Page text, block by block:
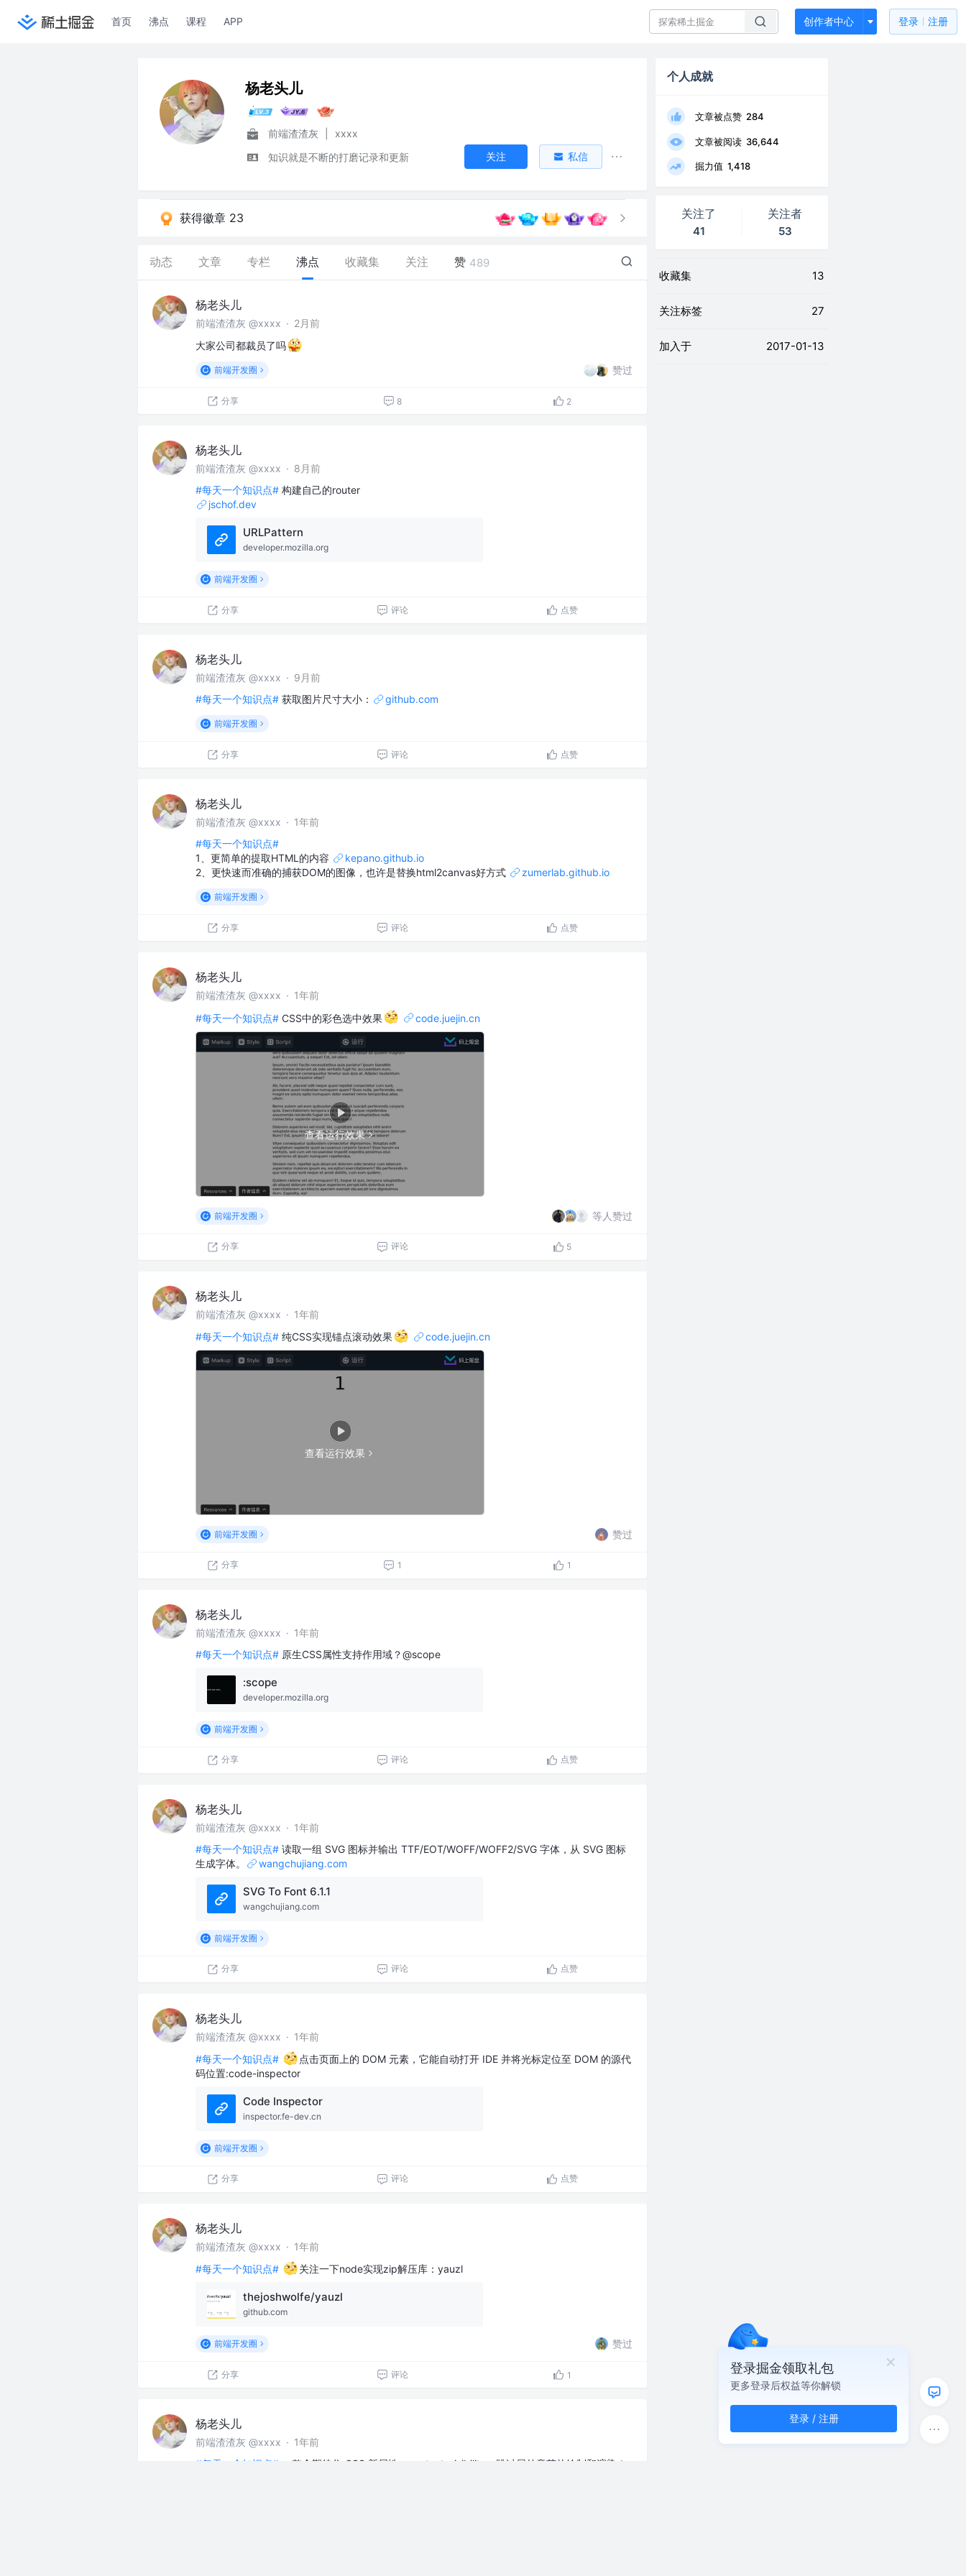
首页 沸点 课程 APP 创作者中心 登录 注册
杨老头儿
前端渣渣灰
xxxx
知识就是不断的打磨记录和更新
关注 私信
获得徽章 23
动态 文章 专栏 沸点 收藏集 关注 赞 489
杨老头儿
前端渣渣灰 @xxxx · 2月前
大家公司都裁员了吗
前端开发圈 赞过
分享 8 2
杨老头儿
前端渣渣灰 @xxxx · 8月前
#每天一个知识点# 构建自己的router
jschof.dev
URLPattern
developer.mozilla.org
前端开发圈
分享 评论 点赞
杨老头儿
前端渣渣灰 @xxxx · 9月前
#每天一个知识点# 获取图片尺寸大小： github.com
前端开发圈
分享 评论 点赞
杨老头儿
前端渣渣灰 @xxxx · 1年前
#每天一个知识点#
1、更简单的提取HTML的内容
kepano.github.io
2、更快速而准确的捕获DOM的图像，也许是替换html2canvas好方式
zumerlab.github.io
前端开发圈
分享 评论 点赞
杨老头儿
前端渣渣灰 @xxxx · 1年前
#每天一个知识点# CSS中的彩色选中效果 code.juejin.cn
查看运行效果
前端开发圈 等人赞过
分享 评论 5
杨老头儿
前端渣渣灰 @xxxx · 1年前
#每天一个知识点# 纯CSS实现锚点滚动效果 code.juejin.cn
查看运行效果
前端开发圈 赞过
分享 1 1
杨老头儿
前端渣渣灰 @xxxx · 1年前
#每天一个知识点# 原生CSS属性支持作用域？@scope
:scope
developer.mozilla.org
前端开发圈
分享 评论 点赞
杨老头儿
前端渣渣灰 @xxxx · 1年前
#每天一个知识点# 读取一组 SVG 图标并输出 TTF/EOT/WOFF/WOFF2/SVG 字体，从 SVG 图标
生成字体。
wangchujiang.com
SVG To Font 6.1.1
wangchujiang.com
前端开发圈
分享 评论 点赞
杨老头儿
前端渣渣灰 @xxxx · 1年前
#每天一个知识点#
点击页面上的 DOM 元素，它能自动打开 IDE 并将光标定位至 DOM 的源代
码位置:code-inspector
Code Inspector
inspector.fe-dev.cn
前端开发圈
分享 评论 点赞
杨老头儿
前端渣渣灰 @xxxx · 1年前
#每天一个知识点#
关注一下node实现zip解压库：yauzl
thejoshwolfe/yauzl
github.com
前端开发圈 赞过
分享 评论 1
杨老头儿
前端渣渣灰 @xxxx · 1年前
#每天一个知识点# 一整个期待住 CSS 新属性：content-visibility；跳过屏外章节的绘制和渲染！
个人成就
文章被点赞 284
文章被阅读 36,644
掘力值 1,418
关注了
41
关注者
53
收藏集 13
关注标签 27
加入于 2017-01-13
登录掘金领取礼包
更多登录后权益等你解锁
登录 / 注册